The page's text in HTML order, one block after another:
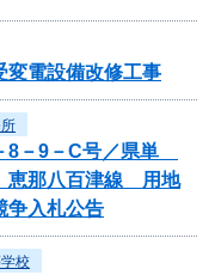
変電設備改修工事
8－9－C号／県単
恵那八百津線 用地
入札公告
校